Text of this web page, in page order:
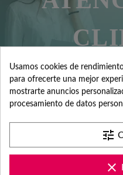
Contacta
Usamos cookies de
para ofrecerte una mejor
mostrarte anuncios
procesamiento de datos
tune
clear